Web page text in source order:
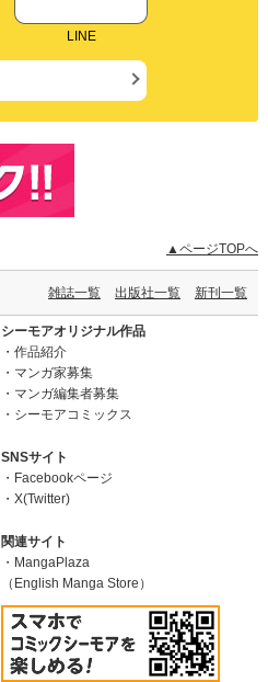
LINE
▲ページTOPへ
雑誌一覧 出版社一覧 新刊一覧
シーモアオリジナル作品
作品紹介
マンガ家募集
マンガ編集者募集
シーモアコミックス
SNSサイト
Facebookページ
X(Twitter)
関連サイト
MangaPlaza
（English Manga Store）